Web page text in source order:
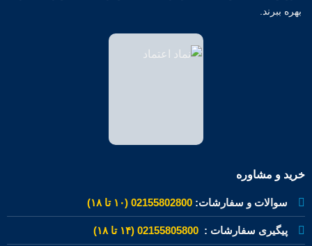
بهره ببرند.
خرید و مشاوره
سوالات و سفارشات: 02155802800 (۱۰ تا ۱۸)
پیگیری سفارشات : 02155805800 (۱۴ تا ۱۸)